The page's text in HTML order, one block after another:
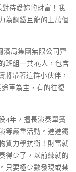
待愛妳的財富！我
為鋼鐵巨龍的上萬個
局集團無限公司齊
班組一共45人，包含
將帶著這群小伙伴，
車為主，有的往復
4年，擅長演奏單簧
等嚴重活動。進進鐵
質力學抗衡！財富就
得少了，以前練就的
只要極少數發現或禁